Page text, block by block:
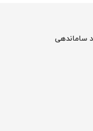
ساماندهی